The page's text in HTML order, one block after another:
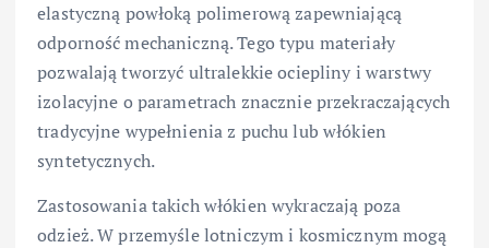
elastyczną powłoką polimerową zapewniającą
odporność mechaniczną. Tego typu materiały
pozwalają tworzyć ultralekkie ociepliny i warstwy
izolacyjne o parametrach znacznie przekraczających
tradycyjne wypełnienia z puchu lub włókien
syntetycznych.
Zastosowania takich włókien wykraczają poza
odzież. W przemyśle lotniczym i kosmicznym mogą